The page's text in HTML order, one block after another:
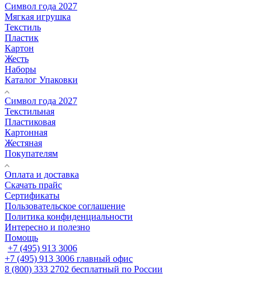
Символ года 2027
Мягкая игрушка
Текстиль
Пластик
Картон
Жесть
Наборы
Каталог Упаковки
Символ года 2027
Текстильная
Пластиковая
Картонная
Жестяная
Покупателям
Оплата и доставка
Скачать прайс
Сертификаты
Пользовательское соглашение
Политика конфиденциальности
Интересно и полезно
Помощь
+7 (495) 913 3006
+7 (495) 913 3006 главный офис
8 (800) 333 2702 бесплатный по России